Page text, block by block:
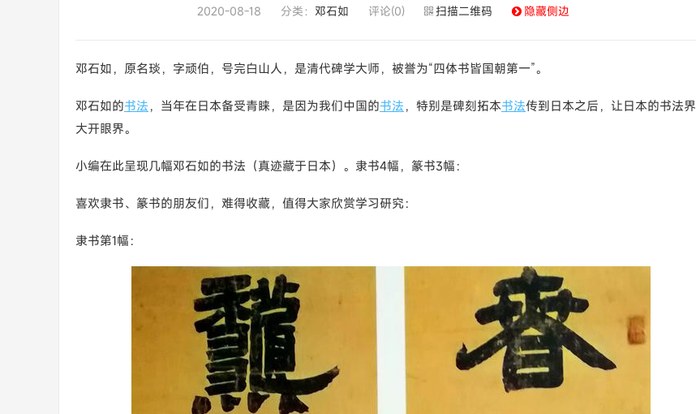
2020-08-18 分类： 邓石如 评论(0) 扫描二维码 隐藏侧边
邓石如，原名琰，字顽伯，号完白山人，是清代碑学大师，被誉为“四体书皆国朝第一”。
邓石如的书法 ，当年在日本备受青睐，是因为我们中国的书法 ，特别是碑刻拓本书法传到日本之后，让日本的书法界
大开眼界。
小编在此呈现几幅邓石如的书法（真迹藏于日本）。隶书4幅，篆书3幅：
喜欢隶书、篆书的朋友们，难得收藏，值得大家欣赏学习研究：
隶书第1幅：